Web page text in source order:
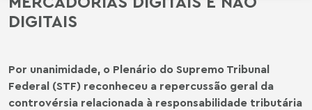
DIGITAIS
Por unanimidade, o Plenário do Supremo Tribunal
Federal (STF) reconheceu a repercussão geral da
controvérsia relacionada à responsabilidade tributária